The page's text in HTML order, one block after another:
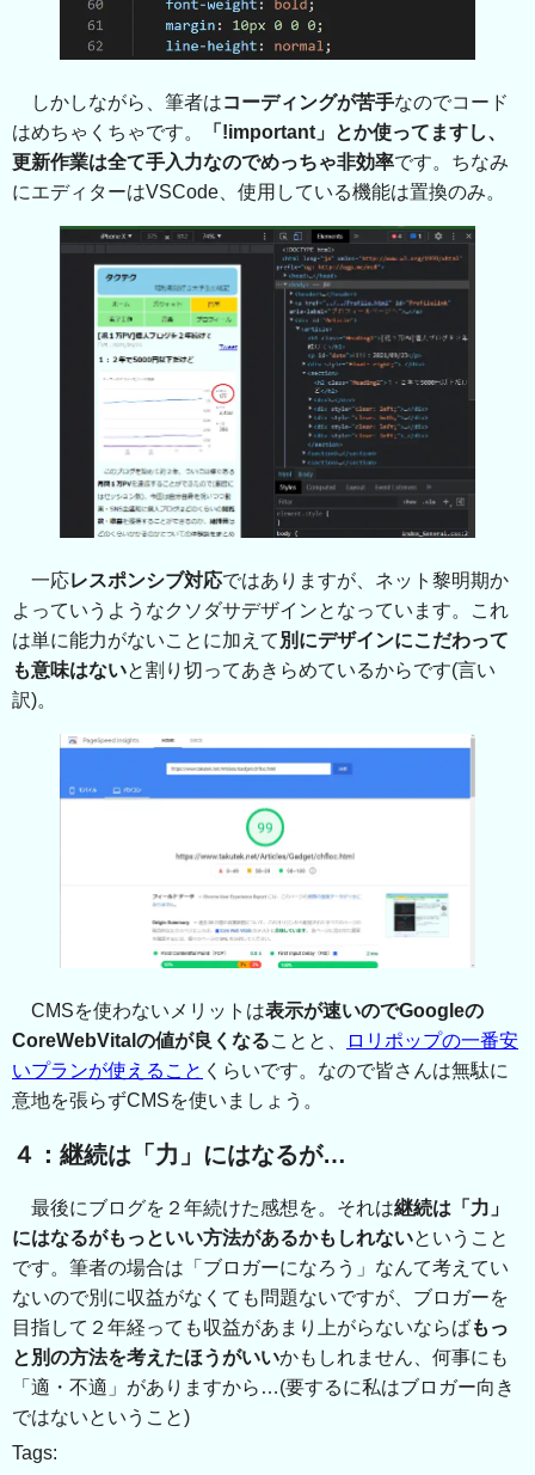
しかしながら、筆者はコーディングが苦手なのでコード
はめちゃくちゃです。
「!important」とか使ってますし、
更新作業は全て手入力なのでめっちゃ非効率です。ちなみ
にエディターはVSCode、使用している機能は置換のみ。
一応レスポンシブ対応ではありますが、ネット黎明期か
よっていうようなクソダサデザインとなっています。これ
は単に能力がないことに加えて 別にデザインにこだわって
も意味はないと割り切ってあきらめているからです(言い
訳)。
CMSを使わないメリットは表示が速いのでGoogleの
CoreWebVitalの値が良くなることと、
ロリポップの一番安
いプランが使えること くらいです。なので皆さんは無駄に
意地を張らずCMSを使いましょう。
４：継続は「力」にはなるが…
最後にブログを２年続けた感想を。それは継続は「力」
にはなるがもっといい方法があるかもしれないということ
です。筆者の場合は「ブロガーになろう」なんて考えてい
ないので別に収益がなくても問題ないですが、ブロガーを
目指して２年経っても収益があまり上がらないならばもっ
と別の方法を考えたほうがいいかもしれません、何事にも
「適・不適」がありますから…(要するに私はブロガー向き
ではないということ)
Tags: